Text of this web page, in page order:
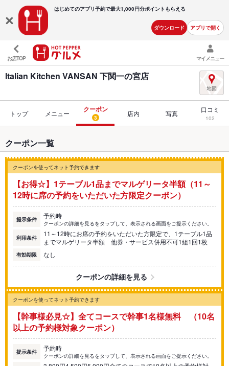
はじめてのアプリ予約で最大1,000円分ポイントもらえる
ダウンロード アプリで開く
お店TOP マイメニュー
Italian Kitchen VANSAN 下関一の宮店
トップ メニュー クーポン
3 店内 写真 口コミ
102
クーポン一覧
クーポンを使ってネット予約できます
【お得☆】1テーブル1品までマルゲリータ半額（11～
12時に席の予約をいただいた方限定クーポン）
提示条件 予約時
クーポンの詳細を見るをタップして、表示される画面をご提示ください。
利用条件
11～12時にお席の予約をいただいた方限定で、1テーブル1品
までマルゲリータ半額 他券・サービス併用不可1組1回1枚
有効期限 なし
クーポンの詳細を見る
クーポンを使ってネット予約できます
【幹事様必見☆】全てコースで幹事1名様無料 （10名
以上の予約様対象クーポン）
提示条件 予約時
クーポンの詳細を見るをタップして、表示される画面をご提示ください。